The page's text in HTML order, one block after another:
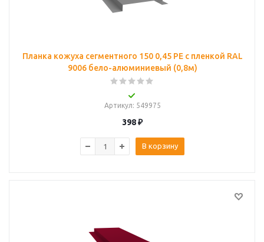
Планка кожуха сегментного 150 0,45 PE с пленкой RAL
9006 бело-алюминиевый (0,8м)
Артикул: 549975
398₽
В корзину